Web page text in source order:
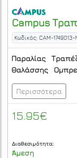
Campus
Κωδικός: CAM-1749013-
Παραλίας
Θαλάσσης
Περισσότερα
15.95€
Διαθεσιμότητα:
Άμεση